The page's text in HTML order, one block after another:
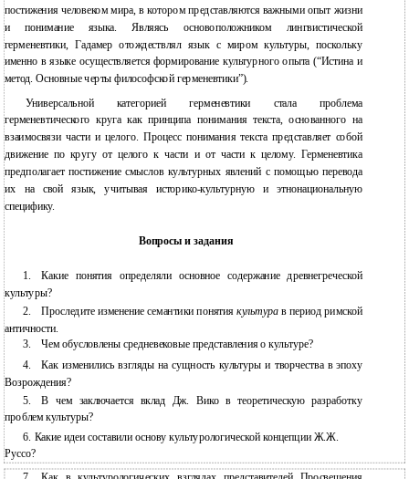
постижения человеком мира, в котором представляются важными опыт жизни
и понимание языка. Являясь основоположником лингвистической
герменевтики, Гадамер отождествлял язык с миром культуры, поскольку
именно в языке осуществляется формирование культурного опыта (“Истина и
метод. Основные черты философской герменевтики”).
Универсальной категорией герменевтики стала проблема
герменевтического круга как принципа понимания текста, основанного на
взаимосвязи части и целого. Процесс понимания текста представляет собой
движение по кругу от целого к части и от части к целому. Герменевтика
предполагает постижение смыслов культурных явлений с помощью перевода
их на свой язык, учитывая историко-культурную и этнонациональную
специфику.
Вопросы и задания
1.
Какие понятия определяли основное содержание древнегреческой
культуры?
2. Проследите изменение семантики понятиякультурав период римской
античности.
3.
Чем обусловлены средневековые представления о культуре?
4.
Как изменились взгляды на сущность культуры и творчества в эпоху
Возрождения?
5. В чем заключается вклад Дж. Вико в теоретическую разработку
проблем культуры?
6. Какие идеи составили основу культурологической концепции Ж.Ж.
Руссо?